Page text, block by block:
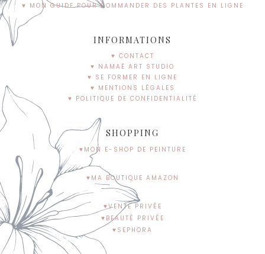
♥ MON GUIDE POUR COMMANDER DES PLANTES EN LIGNE
INFORMATIONS
♥ CONTACT
♥ NAMAË ART STUDIO
♥ SE FORMER EN LIGNE
♥ MENTIONS LÉGALES
♥ POLITIQUE DE CONFIDENTIALITÉ
SHOPPING
♥MON E-SHOP DE PEINTURE
♥MA BOUTIQUE AMAZON
♥VENTE PRIVÉE
♥BEAUTÉ PRIVÉE
♥SEPHORA